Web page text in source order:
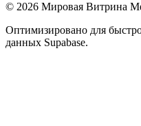
© 2026 Мировая Витрина
Оптимизировано для
данных Supabase.